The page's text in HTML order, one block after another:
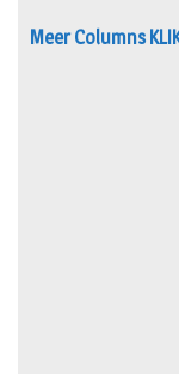
Meer Columns